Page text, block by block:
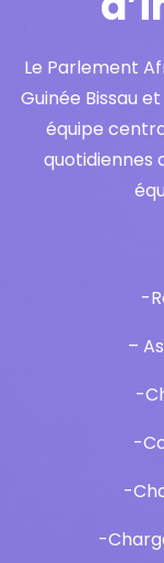
Le Parlement
Guinée Bissau
équipe
quotidiennes
-
–
-
-
-
-